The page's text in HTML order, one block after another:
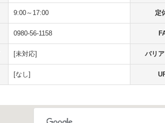
9:00～17:00 定
0980-56-1158
[未対応] バリ
[なし]